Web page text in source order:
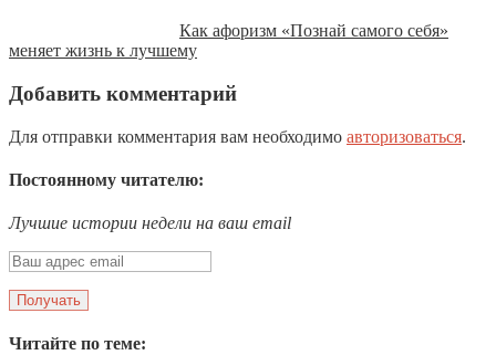
Как афоризм «Познай самого себя»
меняет жизнь к лучшему
Добавить комментарий
Для отправки комментария вам необходимо авторизоваться.
Постоянному читателю:
Лучшие истории недели на ваш email
Читайте по теме: